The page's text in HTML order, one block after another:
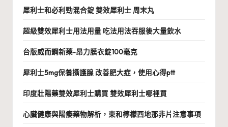
犀利士和必利勁混合錠 雙效犀利士 周末丸
超級雙效犀利士用法用量 吃法用法吞服後大量飲水
台版威而鋼新藥-昂力膜衣錠100毫克
犀利士5mg保養攝護腺 改善肥大症，使用心得ptt
印度壯陽藥雙效犀利士購買 雙效犀利士哪裡買
心臟健康與陽痿藥物解析，東和檸檬西地那非片注意事項